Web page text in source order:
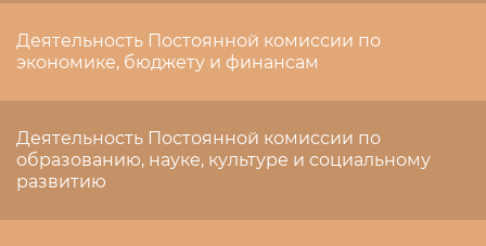
Деятельность Постоянной комиссии по
экономике, бюджету и финансам
Деятельность Постоянной комиссии по
образованию, науке, культуре и социальному
развитию